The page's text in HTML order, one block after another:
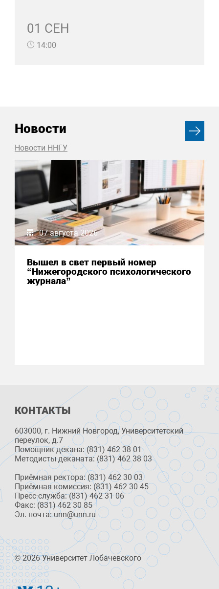
01 СЕН
14:00
Новости
Новости ННГУ
07 августа 2026
Вышел в свет первый номер
“Нижегородского психологического
журнала”
КОНТАКТЫ
603000, г. Нижний Новгород, Университетский
переулок, д.7
Помощник декана: (831) 462 38 01
Методисты деканата: (831) 462 38 03
Приёмная ректора: (831) 462 30 03
Приёмная комиссия: (831) 462 30 45
Пресс-служба: (831) 462 31 06
Факс: (831) 462 30 85
Эл. почта: unn@unn.ru
© 2026 Университет Лобачевского